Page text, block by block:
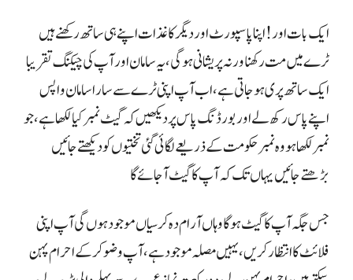
ایک بات اور! اپنا پاسپورٹ اور دیگر کاغذات اپنے ہی ساتھ رکھنے ہیں
ٹرے میں مت رکھنا ورنہ پریشانی ہوگی، یہ سامان اور آپ کی چیکنگ تقریبا
ایک ساتھ پری ہو جاتی ہے، اب آپ اپنی ٹرے سے سارا سامان واپس
اپنے پاس رکھ لے اور بورڈنگ پاس پر دیکھیں کہ گیٹ نمبر کیا لکھا ہے، جو
نمبر لکھا ہو وہ نمبر حکومت کے ذریعے لگائی گئی تختیوں کو دیکھتے جائیں
بڑھتے جائیں یہاں تک کہ آپ کا گیٹ آجائے گا
جس جگہ آپ کا گیٹ ہوگا وہاں آرام دہ کرسیاں موجود ہوں گی آپ اپنی
فلائٹ کا انتظار کریں، یہیں مصلہ موجود ہے، آپ وضو کر کے احرام پہن